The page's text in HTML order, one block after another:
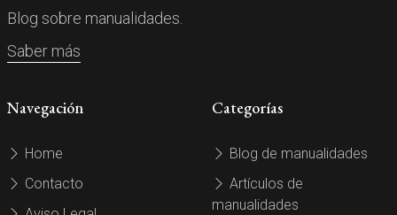
Blog sobre manualidades.
Saber más
Navegación
Home
Contacto
Categorías
Blog de manualidades
Artículos de
manualidades